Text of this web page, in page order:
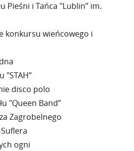
Pieśni i Tańca "Lublin” im.
konkursu wieńcowego i
"STAH”
disco polo
"Queen Band”
Zagrobelnego
ogni